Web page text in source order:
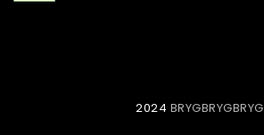
2024 BRYGBRYGBRYG